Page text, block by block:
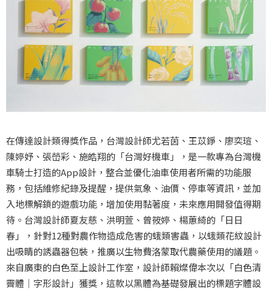
在傳達設計類得獎作品，台灣設計師尤若茵、王苡錚、廖奕瑄、
陳婷妤、張嵤彩、施皓翔的「台灣好機車」，是一款專為台灣機
車騎士打造的App設計，整合並優化油車使用者所需的功能服
務，包括維修紀錄及提醒，提供氣象、油價、停車等資訊，並加
入地標解鎖的遊戲功能，增加使用黏著度，未來應用開發值得期
待。台灣設計師夏友慈、洪明萱、曾筱婷、楊蕙綺的「日日
春」，針對12種對農作物造成危害的蛾類害蟲，以蛾類花紋設計
出吸睛的誘蟲器包裝，推廣以生物費洛蒙取代農藥使用的議題。
來自廣東的白色至上設計工作室，設計師賴燦偉本次以「白色清
霽體｜字形設計」獲獎，這款以黑體為基礎發展出的標題字體設